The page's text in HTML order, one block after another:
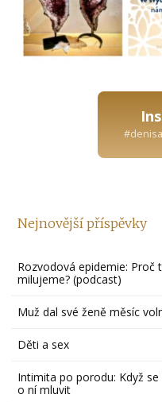
Nejnovější příspěvky
Rozvodová epidemie:
milujeme? (podcast)
Muž dal své ženě měsíc
Děti a sex
Intimita po porodu: Když
o ní mluvit